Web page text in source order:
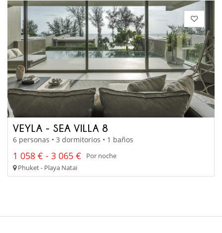
VEYLA - SEA VILLA 8
6 personas • 3 dormitorios • 1 baños
1 058 € - 3 065 €
Por noche
Phuket - Playa Natai